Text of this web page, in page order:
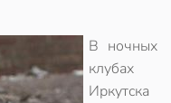
В ночных
клубах
Иркутска